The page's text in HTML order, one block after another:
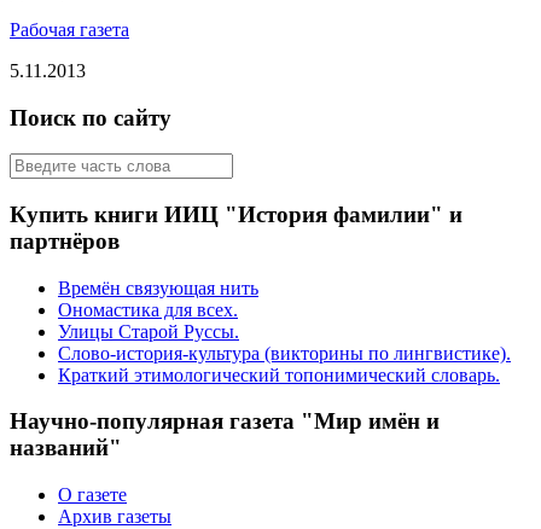
Рабочая газета
5.11.2013
Поиск по сайту
Купить книги ИИЦ "История фамилии" и
партнёров
Времён связующая нить
Ономастика для всех.
Улицы Старой Руссы.
Слово-история-культура (викторины по лингвистике).
Краткий этимологический топонимический словарь.
Научно-популярная газета "Мир имён и
названий"
О газете
Архив газеты